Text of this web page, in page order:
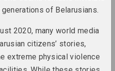
шрама есть своя
разговоры
of Belarusians.
2020, many world media
citizens’ stories,
extreme physical violence